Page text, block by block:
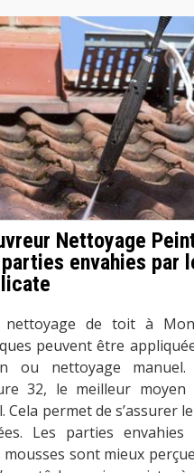
Nettoyage
envahies par
de toit à
peuvent être
ou nettoyage
32, le meilleur
Cela permet de s’assurer
Les parties
sont mieux